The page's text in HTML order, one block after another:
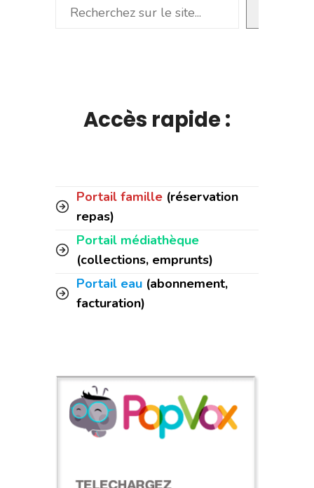
Rechercher
Accès rapide :
Portail famille (réservation
repas)
Portail médiathèque
(collections, emprunts)
Portail eau (abonnement,
facturation)